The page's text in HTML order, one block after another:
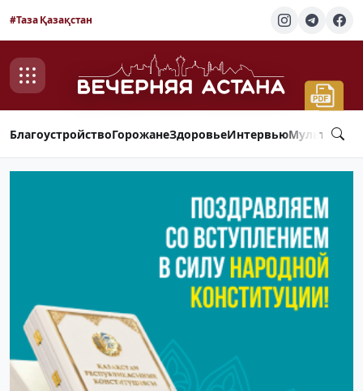
#Таза Қазақстан
БлагоустройствоГорожанеЗдоровьеИнтервью